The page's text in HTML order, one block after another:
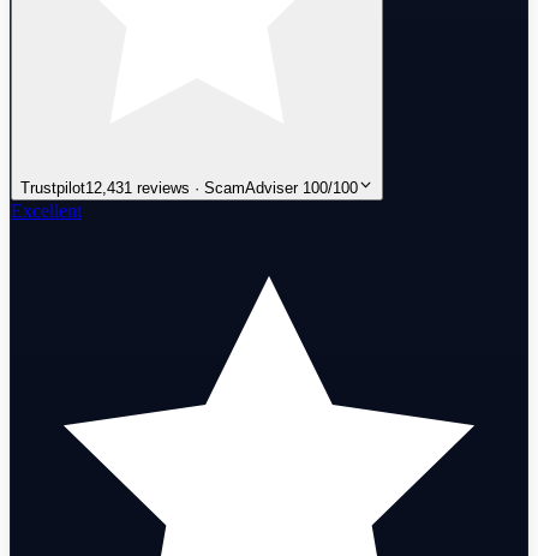
Trustpilot12,431 reviews · ScamAdviser 100/100
Excellent